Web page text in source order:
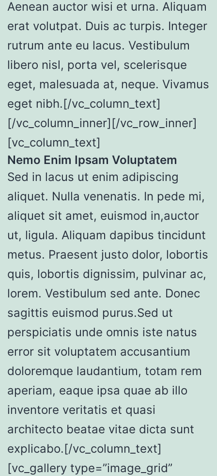
Aenean auctor wisi et urna. Aliquam
erat volutpat. Duis ac turpis. Integer
rutrum ante eu lacus. Vestibulum
libero nisl, porta vel, scelerisque
eget, malesuada at, neque. Vivamus
eget nibh.[/vc_column_text]
[/vc_column_inner][/vc_row_inner]
[vc_column_text]
Nemo Enim Ipsam Voluptatem
Sed in lacus ut enim adipiscing
aliquet. Nulla venenatis. In pede mi,
aliquet sit amet, euismod in,auctor
ut, ligula. Aliquam dapibus tincidunt
metus. Praesent justo dolor, lobortis
quis, lobortis dignissim, pulvinar ac,
lorem. Vestibulum sed ante. Donec
sagittis euismod purus.Sed ut
perspiciatis unde omnis iste natus
error sit voluptatem accusantium
doloremque laudantium, totam rem
aperiam, eaque ipsa quae ab illo
inventore veritatis et quasi
architecto beatae vitae dicta sunt
explicabo.[/vc_column_text]
[vc_gallery type=”image_grid”